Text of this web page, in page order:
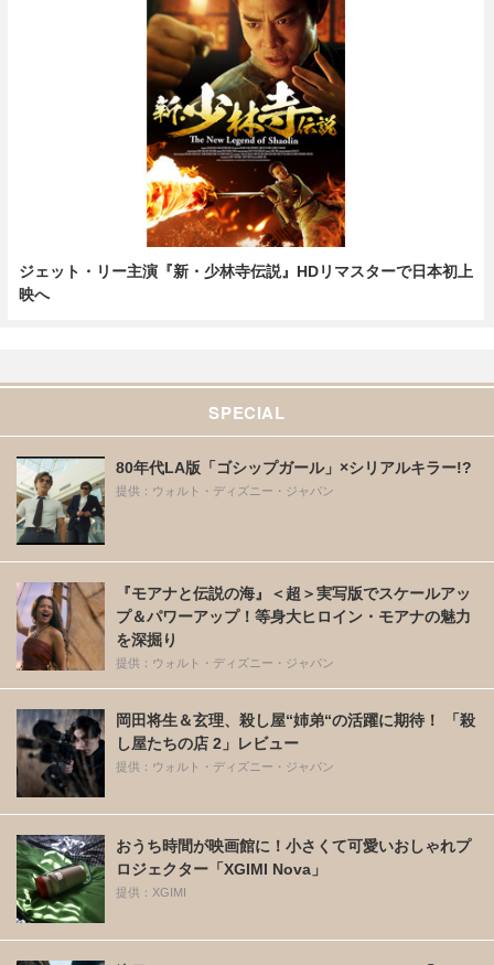
ジェット・リー主演『新・少林寺伝説』HDリマスターで日本初上
映へ
SPECIAL
80年代LA版「ゴシップガール」×シリアルキラー!?
提供：ウォルト・ディズニー・ジャパン
『モアナと伝説の海』＜超＞実写版でスケールアッ
プ＆パワーアップ！等身大ヒロイン・モアナの魅力
を深掘り
提供：ウォルト・ディズニー・ジャパン
岡田将生＆玄理、殺し屋“姉弟“の活躍に期待！ 「殺
し屋たちの店 2」レビュー
提供：ウォルト・ディズニー・ジャパン
おうち時間が映画館に！小さくて可愛いおしゃれプ
ロジェクター「XGIMI Nova」
提供：XGIMI